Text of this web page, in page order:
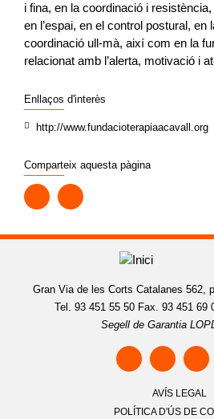
i fina, en la coordinació i
en l’espai, en el control postural, en
coordinació ull-mà, així com en la
relacionat amb l’alerta, motivació i
Enllaços d'interès
http://www.fundacioterapiaacavall.org
Comparteix aquesta pàgina
Gran Via de les Corts Catalanes 562,
Tel. 93 451 55 50 Fax. 93 451 69
Segell de Garantia
AVÍS LEGAL
POLÍTICA D'ÚS DE